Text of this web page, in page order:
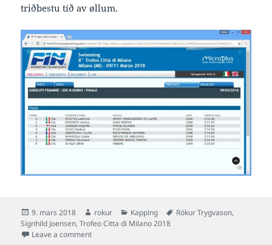
triðbestu tíð av øllum.
Posted
on
9. mars 2018 Author
rokur Categories
Kapping Tags
Rókur Trygvason,
Signhild Joensen,Trofeo Citta di Milano 2018
Leave a commenton Signhild víðari til finalu á 8° Trofeo Città di Milano